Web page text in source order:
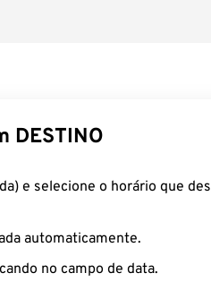
DESTINO
e selecione o horário que
automaticamente.
no campo de data.